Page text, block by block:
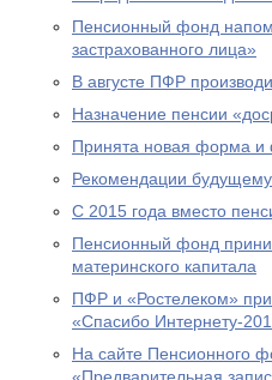
Пенсионный фонд
застрахованного лица»
В августе ПФР
Назначение пенсии
Принята новая форма и
Рекомендации
С 2015 года вместо
Пенсионный фонд
материнского капитала
ПФР и «Ростелеком»
«Спасибо Интернету-
На сайте Пенсионного